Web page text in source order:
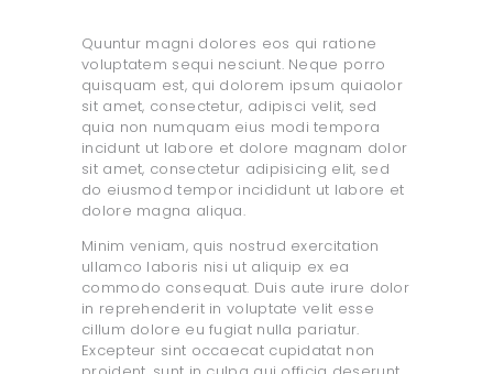
Quuntur magni dolores eos qui ratione
voluptatem sequi nesciunt. Neque porro
quisquam est, qui dolorem ipsum quiaolor
sit amet, consectetur, adipisci velit, sed
quia non numquam eius modi tempora
incidunt ut labore et dolore magnam dolor
sit amet, consectetur adipisicing elit, sed
do eiusmod tempor incididunt ut labore et
dolore magna aliqua.
Minim veniam, quis nostrud exercitation
ullamco laboris nisi ut aliquip ex ea
commodo consequat. Duis aute irure dolor
in reprehenderit in voluptate velit esse
cillum dolore eu fugiat nulla pariatur.
Excepteur sint occaecat cupidatat non